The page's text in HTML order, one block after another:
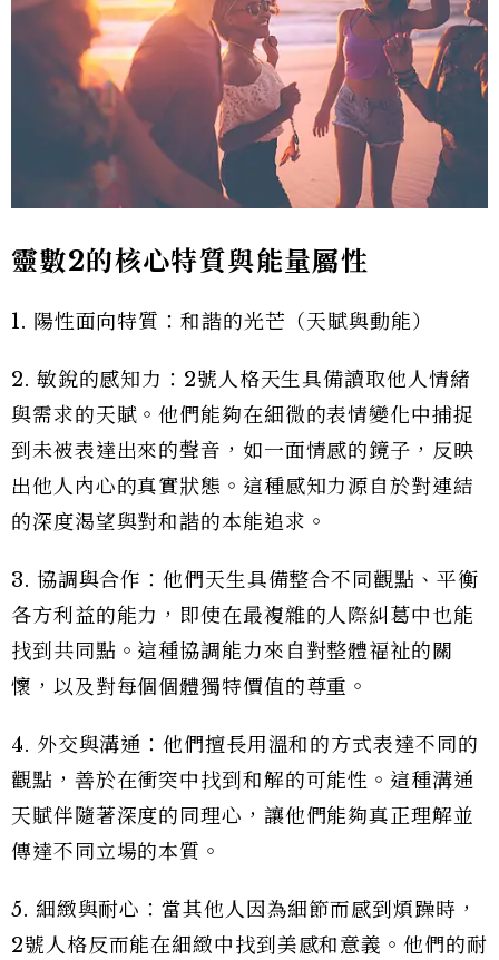
靈數2的核心特質與能量屬性
1. 陽性面向特質：和諧的光芒（天賦與動能）
2. 敏銳的感知力：2號人格天生具備讀取他人情緒
與需求的天賦。他們能夠在細微的表情變化中捕捉
到未被表達出來的聲音，如一面情感的鏡子，反映
出他人內心的真實狀態。這種感知力源自於對連結
的深度渴望與對和諧的本能追求。
3. 協調與合作：他們天生具備整合不同觀點、平衡
各方利益的能力，即使在最複雜的人際糾葛中也能
找到共同點。這種協調能力來自對整體福祉的關
懷，以及對每個個體獨特價值的尊重。
4. 外交與溝通：他們擅長用溫和的方式表達不同的
觀點，善於在衝突中找到和解的可能性。這種溝通
天賦伴隨著深度的同理心，讓他們能夠真正理解並
傳達不同立場的本質。
5. 細緻與耐心：當其他人因為細節而感到煩躁時，
2號人格反而能在細緻中找到美感和意義。他們的耐